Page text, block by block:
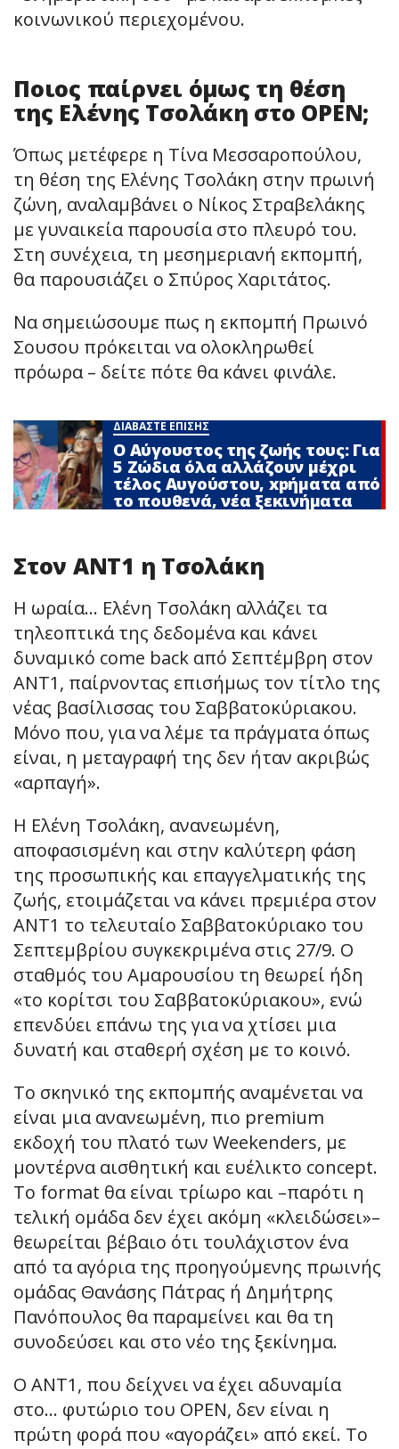
κοινωνικού περιεχομένου.
Ποιος παίρνει όμως τη θέση
της Ελένης Τσολάκη στο OPEN;
Όπως μετέφερε η Τίνα Μεσσαροπούλου,
τη θέση της Ελένης Τσολάκη στην πρωινή
ζώνη, αναλαμβάνει ο Νίκος Στραβελάκης
με γυναικεία παρουσία στο πλευρό του.
Στη συνέχεια, τη μεσημεριανή εκπομπή,
θα παρουσιάζει ο Σπύρος Χαριτάτος.
Να σημειώσουμε πως η εκπομπή Πρωινό
Σουσου πρόκειται να ολοκληρωθεί
πρόωρα – δείτε πότε θα κάνει φινάλε.
ΔΙΑΒΑΣΤΕ ΕΠΙΣΗΣ
Ο Αύγουστος της ζωής τους: Για
5 Zώδια όλα αλλάζουν μέχρι
τέλος Αυγούστου, xpήματα από
το πουθενά, νέα ξεκινήματα
Στον ΑΝΤ1 η Τσολάκη
Η ωραία… Ελένη Τσολάκη αλλάζει τα
τηλεοπτικά της δεδομένα και κάνει
δυναμικό come back από Σεπτέμβρη στον
ΑΝΤ1, παίρνοντας επισήμως τον τίτλο της
νέας βασίλισσας του Σαββατοκύριακου.
Μόνο που, για να λέμε τα πράγματα όπως
είναι, η μεταγραφή της δεν ήταν ακριβώς
«αρπαγή».
Η Ελένη Τσολάκη, ανανεωμένη,
αποφασισμένη και στην καλύτερη φάση
της προσωπικής και επαγγελματικής της
ζωής, ετοιμάζεται να κάνει πρεμιέρα στον
ΑΝΤ1 το τελευταίο Σαββατοκύριακο του
Σεπτεμβρίου συγκεκριμένα στις 27/9. Ο
σταθμός του Αμαρουσίου τη θεωρεί ήδη
«το κορίτσι του Σαββατοκύριακου», ενώ
επενδύει επάνω της για να χτίσει μια
δυνατή και σταθερή σχέση με το κοινό.
Το σκηνικό της εκπομπής αναμένεται να
είναι μια ανανεωμένη, πιο premium
εκδοχή του πλατό των Weekenders, με
μοντέρνα αισθητική και ευέλικτο concept.
Το format θα είναι τρίωρο και –παρότι η
τελική ομάδα δεν έχει ακόμη «κλειδώσει»–
θεωρείται βέβαιο ότι τουλάχιστον ένα
από τα αγόρια της προηγούμενης πρωινής
ομάδας Θανάσης Πάτρας ή Δημήτρης
Πανόπουλος θα παραμείνει και θα τη
συνοδεύσει και στο νέο της ξεκίνημα.
Ο ΑΝΤ1, που δείχνει να έχει αδυναμία
στο… φυτώριο του OPEN, δεν είναι η
πρώτη φορά που «αγοράζει» από εκεί. Το